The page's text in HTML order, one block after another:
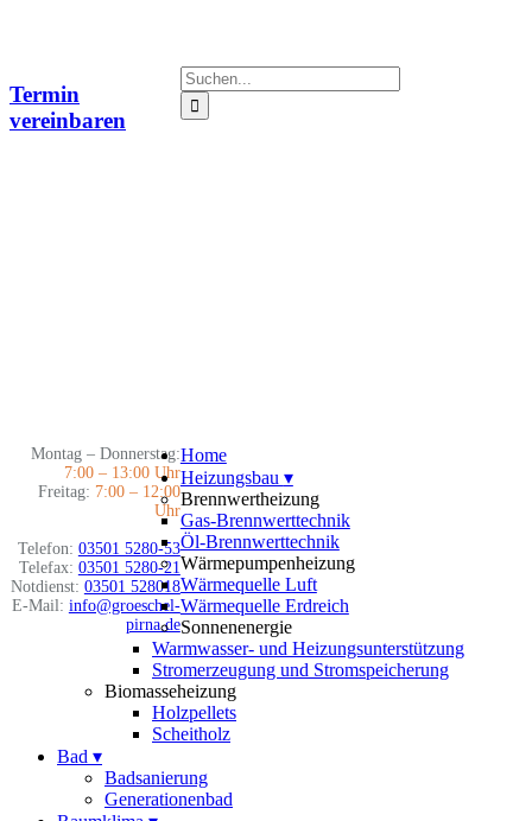
Termin
vereinbaren
Montag – Donnerstag:
7:00 – 13:00 Uhr
Freitag: 7:00 – 12:00
Uhr
Telefon: 03501 5280-53
Telefax: 03501 5280-21
Notdienst: 03501 528018
E-Mail: info@groeschel-
pirna.de
Suche
nach:
Home
Heizungsbau ▾
Brennwertheizung
Gas-Brennwerttechnik
Öl-Brennwerttechnik
Wärmepumpenheizung
Wärmequelle Luft
Wärmequelle Erdreich
Sonnenenergie
Warmwasser- und Heizungsunterstützung
Stromerzeugung und Stromspeicherung
Biomasseheizung
Holzpellets
Scheitholz
Bad ▾
Badsanierung
Generationenbad